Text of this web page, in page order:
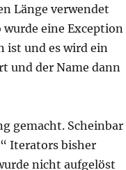
Länge verwendet
eine Exception
ist und es wird ein
und der Name dann
gemacht. Scheinbar
Iterators bisher
nicht aufgelöst